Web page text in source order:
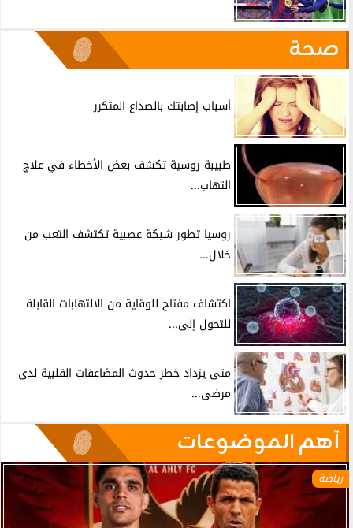
صحة
أسباب إصابتك بالصداع المتكرر
طبيبة روسية تكشف بعض الأخطاء في علاج
التهاب...
روسيا تطور شبكة عصبية تكتشف التعب من
خلال...
اكتشاف مفتاح للوقاية من الالتهابات القابلة
للتحول إلى...
متى يزداد خطر حدوث المضاعفات القلبية لدى
مرضى...
آهم الموضوعات
رياضة